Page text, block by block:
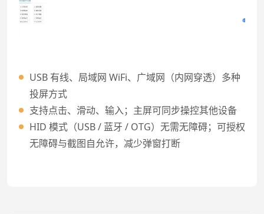
USB 有线、局域网 WiFi、广域网（内网穿透）多种
投屏方式
支持点击、滑动、输入；主屏可同步操控其他设备
HID 模式（USB / 蓝牙 / OTG）无需无障碍；可授权
无障碍与截图自允许，减少弹窗打断